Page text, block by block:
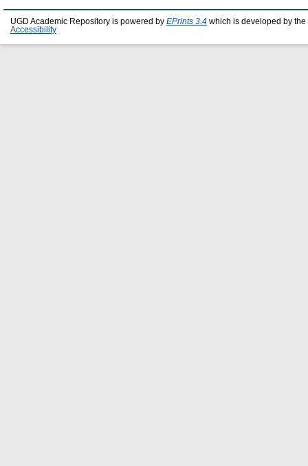
UGD Academic Repository is powered by EPrints 3.4 which is developed by the
Accessibility